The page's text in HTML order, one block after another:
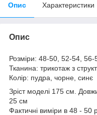
Опис Характеристики
Опис
Розміри: 48-50, 52-54, 56-
Тканина: трикотаж з
Колір: пудра, чорне, синє
Зріст моделі 175 см.
25 см
Фактичні виміри в 48 - 50